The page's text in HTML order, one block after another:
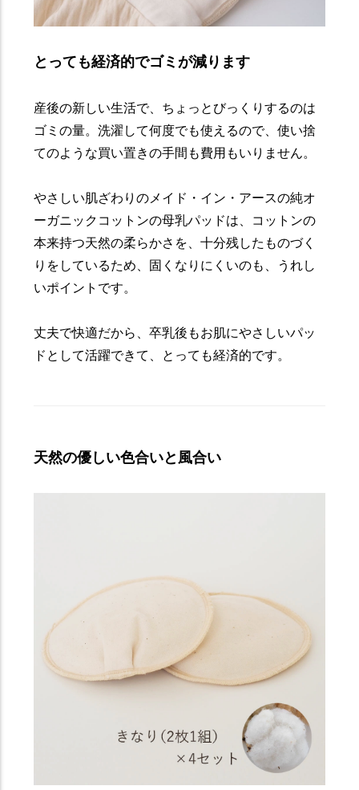
とっても経済的でゴミが減ります
産後の新しい生活で、ちょっとびっくりするのは
ゴミの量。洗濯して何度でも使えるので、使い捨
てのような買い置きの手間も費用もいりません。
やさしい肌ざわりのメイド・イン・アースの純オ
ーガニックコットンの母乳パッドは、コットンの
本来持つ天然の柔らかさを、十分残したものづく
りをしているため、固くなりにくいのも、うれし
いポイントです。
丈夫で快適だから、卒乳後もお肌にやさしいパッ
ドとして活躍できて、とっても経済的です。
天然の優しい色合いと風合い